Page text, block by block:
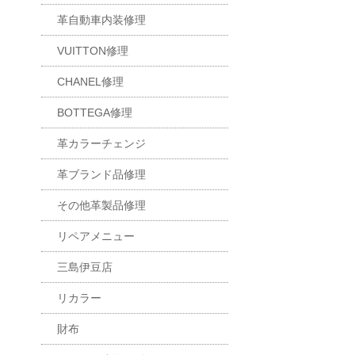
革自動車内装修理
VUITTON修理
CHANEL修理
BOTTEGA修理
革カラーチェンジ
革ブランド品修理
その他革製品修理
リペアメニュー
三島伊豆店
リカラー
財布